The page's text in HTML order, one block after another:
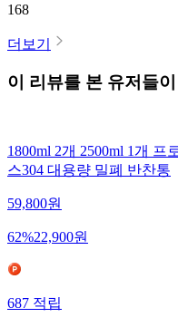
168
더보기
이 리뷰를 본 유저들
1800ml 2개 2500ml 1개
스304 대용량 밀폐 반찬통
59,800원
62%22,900원
687적립